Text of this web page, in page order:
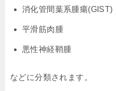
消化管間葉系腫瘍(GIST)
平滑筋肉腫
悪性神経鞘腫
などに分類されます。